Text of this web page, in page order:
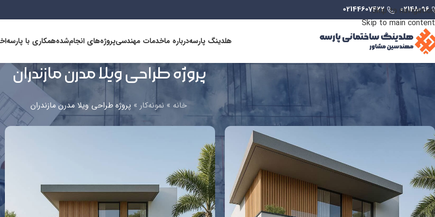
Skip to navigation
Skip to main content
02148096
02144607422
هلدینگ پارسهدرباره ماخدمات مهندسیپروژه‌های انجام‌شدههمکاری با پارسه
پروژه طراحی ویلا مدرن مازندران
خانه » نمونه‌کار » پروژه طراحی ویلا مدرن مازندران